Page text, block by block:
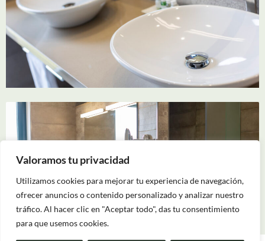
Valoramos tu privacidad
Utilizamos cookies para mejorar tu experiencia de navegación,
ofrecer anuncios o contenido personalizado y analizar nuestro
tráfico. Al hacer clic en "Aceptar todo", das tu consentimiento
para que usemos cookies.